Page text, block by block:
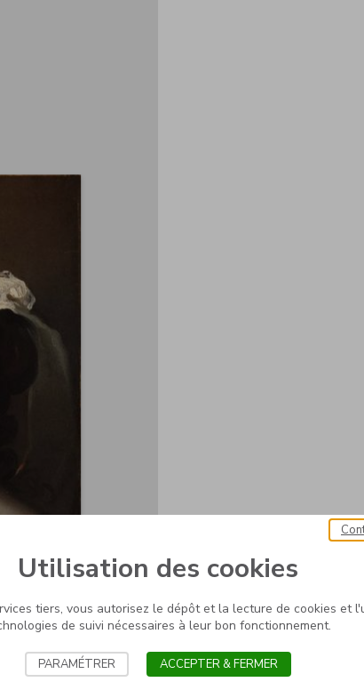
Utilisation des cookies
tiers, vous autorisez le dépôt et la lecture de cookies et
de suivi nécessaires à leur bon fonctionnement.
PARAMÉTRER ACCEPTER & FERMER